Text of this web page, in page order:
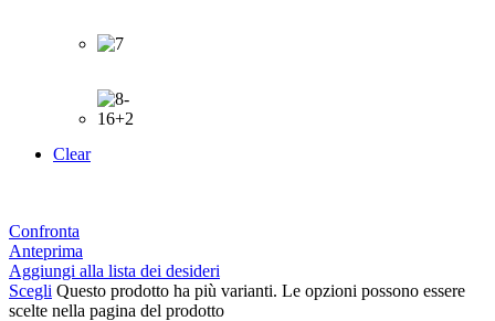
Clear
Confronta
Anteprima
Aggiungi alla lista dei desideri
Scegli Questo prodotto ha più varianti. Le opzioni possono essere
scelte nella pagina del prodotto